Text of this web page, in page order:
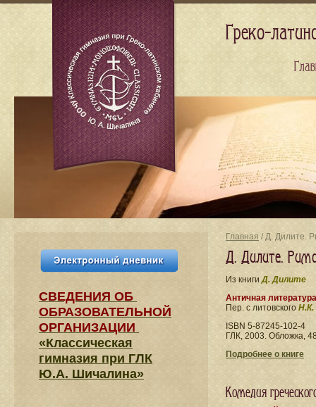
Главная / Д. Дилите.
Д. Дилите.
Из книгиД. Дилите
Античная литература
Пер. с литовского Н.К.
ISBN 5-87245-102-4
ГЛК, 2003. Обложка,
Подробнее о книге
Комедия
СВЕДЕНИЯ​ ОБ
ОБРАЗОВАТЕЛЬНОЙ
ОРГАНИЗАЦИИ
«Классическая
гимназия при ГЛК
Ю.А. Шичалина»
Греко-